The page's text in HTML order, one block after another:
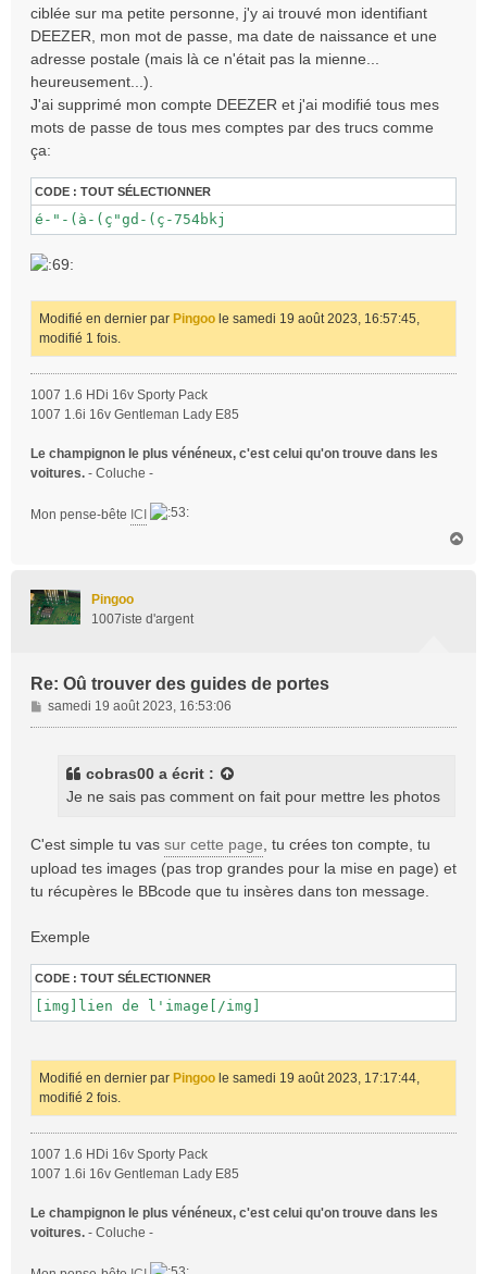
ciblée sur ma petite personne, j'y ai trouvé mon identifiant
DEEZER, mon mot de passe, ma date de naissance et une
adresse postale (mais là ce n'était pas la mienne...
heureusement...).
J'ai supprimé mon compte DEEZER et j'ai modifié tous mes
mots de passe de tous mes comptes par des trucs comme
ça:
CODE : TOUT SÉLECTIONNER
é-"-(à-(ç"gd-(ç-754bkj
Modifié en dernier par Pingoo le samedi 19 août 2023, 16:57:45,
modifié 1 fois.
1007 1.6 HDi 16v Sporty Pack
1007 1.6i 16v Gentleman Lady E85
Le champignon le plus vénéneux, c'est celui qu'on trouve dans les
voitures. - Coluche -
Mon pense-bête ICI
Pingoo
1007iste d'argent
Re: Oû trouver des guides de portes
M
e
samedi 19 août 2023, 16:53:06
cobras00 a écrit :
Je ne sais pas comment on fait pour mettre les photos
C'est simple tu vas sur cette page , tu crées ton compte, tu
upload tes images (pas trop grandes pour la mise en page) et
tu récupères le BBcode que tu insères dans ton message.
Exemple
CODE : TOUT SÉLECTIONNER
[img]lien de l'image[/img]
Modifié en dernier par Pingoo le samedi 19 août 2023, 17:17:44,
modifié 2 fois.
1007 1.6 HDi 16v Sporty Pack
1007 1.6i 16v Gentleman Lady E85
Le champignon le plus vénéneux, c'est celui qu'on trouve dans les
voitures. - Coluche -